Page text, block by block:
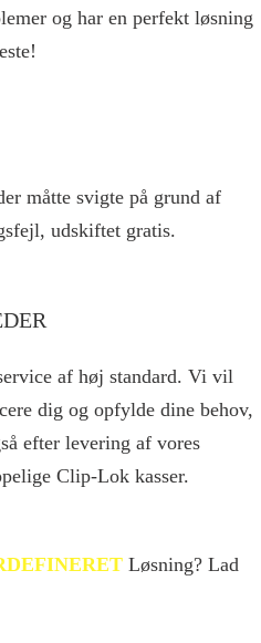
og har en perfekt løsning
måtte svigte på grund af
udskiftet gratis.
af høj standard. Vi vil
dig og opfylde dine behov,
efter levering af vores
Clip-Lok kasser.
Løsning? Lad